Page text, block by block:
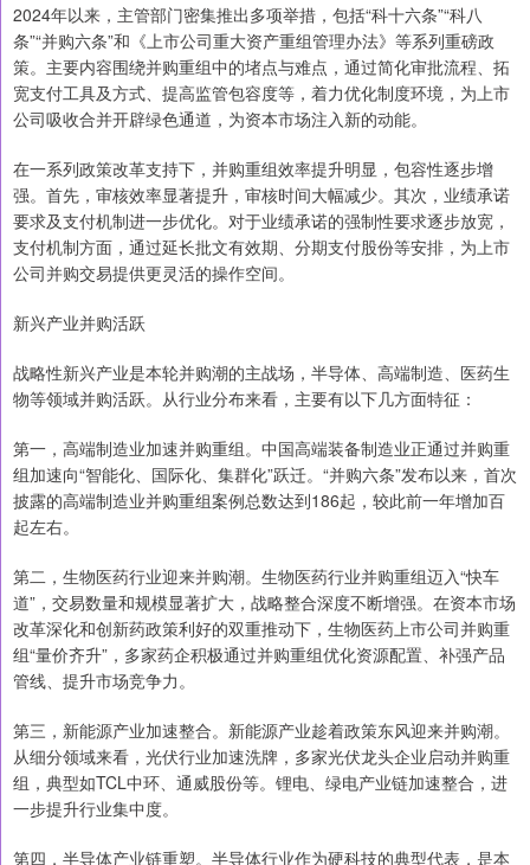
2024年以来，主管部门密集推出多项举措，包括“科十六条”“科八
条”“并购六条”和《上市公司重大资产重组管理办法》等系列重磅政
策。主要内容围绕并购重组中的堵点与难点，通过简化审批流程、拓
宽支付工具及方式、提高监管包容度等，着力优化制度环境，为上市
公司吸收合并开辟绿色通道，为资本市场注入新的动能。
在一系列政策改革支持下，并购重组效率提升明显，包容性逐步增
强。首先，审核效率显著提升，审核时间大幅减少。其次，业绩承诺
要求及支付机制进一步优化。对于业绩承诺的强制性要求逐步放宽，
支付机制方面，通过延长批文有效期、分期支付股份等安排，为上市
公司并购交易提供更灵活的操作空间。
新兴产业并购活跃
战略性新兴产业是本轮并购潮的主战场，半导体、高端制造、医药生
物等领域并购活跃。从行业分布来看，主要有以下几方面特征：
第一，高端制造业加速并购重组。中国高端装备制造业正通过并购重
组加速向“智能化、国际化、集群化”跃迁。“并购六条”发布以来，首次
披露的高端制造业并购重组案例总数达到186起，较此前一年增加百
起左右。
第二，生物医药行业迎来并购潮。生物医药行业并购重组迈入“快车
道”，交易数量和规模显著扩大，战略整合深度不断增强。在资本市场
改革深化和创新药政策利好的双重推动下，生物医药上市公司并购重
组“量价齐升”，多家药企积极通过并购重组优化资源配置、补强产品
管线、提升市场竞争力。
第三，新能源产业加速整合。新能源产业趁着政策东风迎来并购潮。
从细分领域来看，光伏行业加速洗牌，多家光伏龙头企业启动并购重
组，典型如TCL中环、通威股份等。锂电、绿电产业链加速整合，进
一步提升行业集中度。
第四，半导体产业链重塑。半导体行业作为硬科技的典型代表，是本